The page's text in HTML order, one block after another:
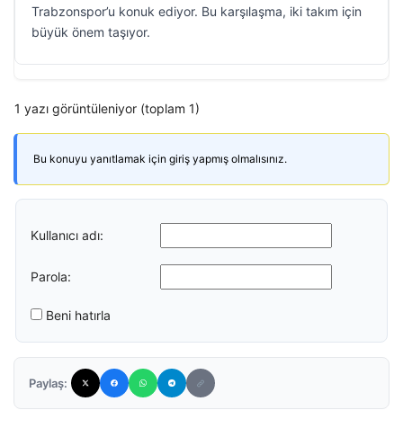
Trabzonspor’u konuk ediyor. Bu karşılaşma, iki takım için
büyük önem taşıyor.
1 yazı görüntüleniyor (toplam 1)
Bu konuyu yanıtlamak için giriş yapmış olmalısınız.
Kullanıcı adı:
Parola:
Beni hatırla
Paylaş: